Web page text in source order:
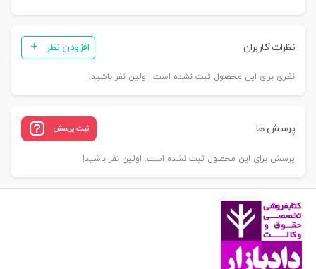
نظرات کاربران افزودن نظر
نظری برای این محصول ثبت نشده است. اولین نفر باشید!
پرسش ها ثبت پرسش
پرسش برای این محصول ثبت نشده است. اولین نفر باشید!